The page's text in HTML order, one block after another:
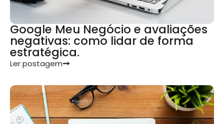
Google Meu Negócio e avaliações
negativas: como lidar de forma
estratégica.
Ler postagem